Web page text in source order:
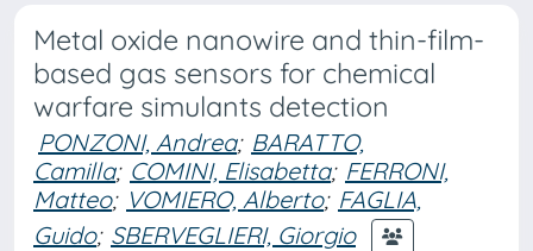
Metal oxide nanowire and thin-film-
based gas sensors for chemical
warfare simulants detection
PONZONI, Andrea; BARATTO,
Camilla; COMINI, Elisabetta; FERRONI,
Matteo; VOMIERO, Alberto; FAGLIA,
Guido; SBERVEGLIERI, Giorgio